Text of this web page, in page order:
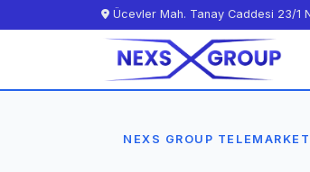
Ücevler Mah. Tanay Caddesi 23/1
NEXS GROUP